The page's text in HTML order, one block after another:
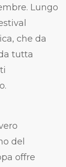
Lungo
che da
tutta
del
offre